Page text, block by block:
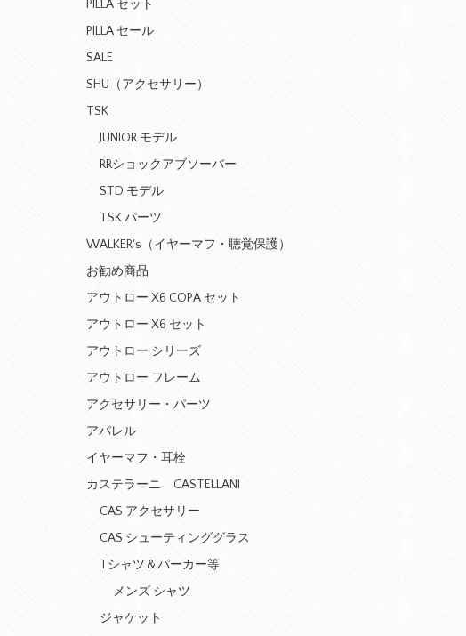
PILLA セット
PILLA セール
SALE
SHU（アクセサリー）
TSK
JUNIOR モデル
RRショックアブソーバー
STD モデル
TSK パーツ
WALKER's（イヤーマフ・聴覚保護）
お勧め商品
アウトロー X6 COPA セット
アウトロー X6 セット
アウトロー シリーズ
アウトロー フレーム
アクセサリー・パーツ
アパレル
イヤーマフ・耳栓
カステラーニ CASTELLANI
CAS アクセサリー
CAS シューティンググラス
Tシャツ＆パーカー等
メンズ シャツ
ジャケット